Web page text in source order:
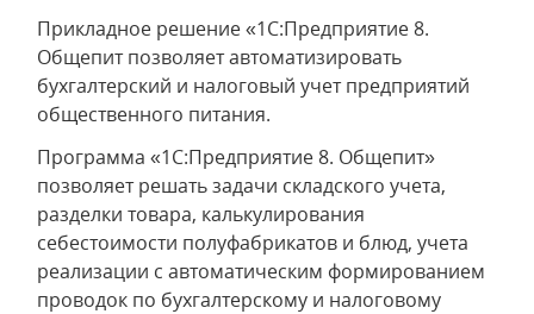
Прикладное решение «1С:Предприятие 8.
Общепит позволяет автоматизировать
бухгалтерский и налоговый учет предприятий
общественного питания.
Программа «1С:Предприятие 8. Общепит»
позволяет решать задачи складского учета,
разделки товара, калькулирования
себестоимости полуфабрикатов и блюд, учета
реализации с автоматическим формированием
проводок по бухгалтерскому и налоговому